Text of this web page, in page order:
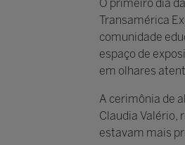
O primeiro dia
Transamérica
comunidade
espaço de
em olhares
A cerimônia de
Claudia Valério,
estavam mais